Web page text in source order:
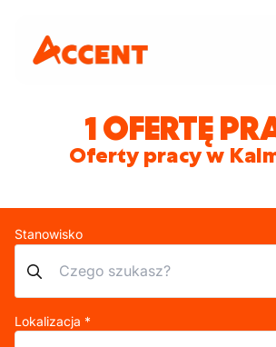
1 OFERTĘ
Oferty pracy w
Stanowisko
Lokalizacja *